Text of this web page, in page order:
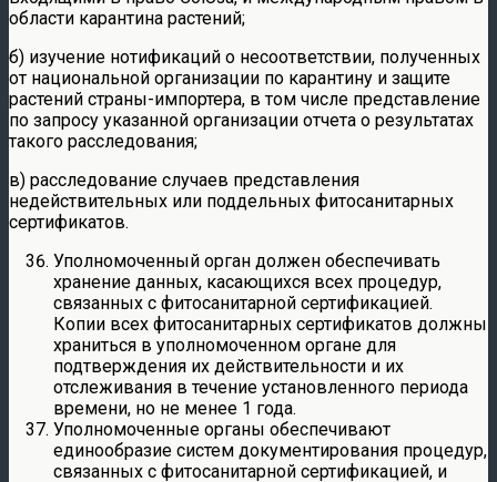
области карантина растений;
б) изучение нотификаций о несоответствии, полученных
от национальной организации по карантину и защите
растений страны-импортера, в том числе представление
по запросу указанной организации отчета о результатах
такого расследования;
в) расследование случаев представления
недействительных или поддельных фитосанитарных
сертификатов.
Уполномоченный орган должен обеспечивать
хранение данных, касающихся всех процедур,
связанных с фитосанитарной сертификацией.
Копии всех фитосанитарных сертификатов должны
храниться в уполномоченном органе для
подтверждения их действительности и их
отслеживания в течение установленного периода
времени, но не менее 1 года.
Уполномоченные органы обеспечивают
единообразие систем документирования процедур,
связанных с фитосанитарной сертификацией, и